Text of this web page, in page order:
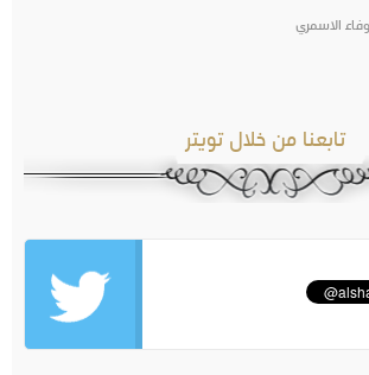
وفاء الاسمري
تابعنا من خلال تويتر